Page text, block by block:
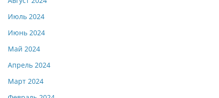
Июль 2024
Июнь 2024
Май 2024
Апрель 2024
Март 2024